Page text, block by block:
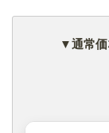
▼通常